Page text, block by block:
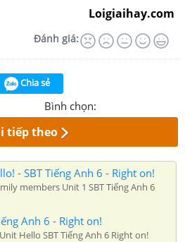
Loigiaihay.com
Đánh giá:
Chia sẻ
Bình chọn:
tiếp theo
- SBT Tiếng Anh 6 - Right on!
members Unit 1 SBT Tiếng Anh 6
Anh 6 - Right on!
Hello SBT Tiếng Anh 6 Right on!